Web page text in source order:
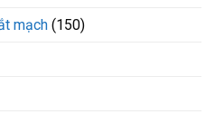
mạch (150)